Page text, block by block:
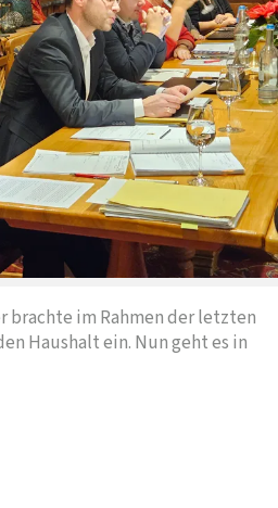
brachte im Rahmen der letzten
Haushalt ein. Nun geht es in